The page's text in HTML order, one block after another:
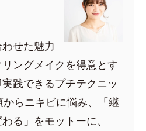
せた魅力
ングメイクを得意とす
践できるプチテクニッ
らニキビに悩み、「継
る」をモットーに、